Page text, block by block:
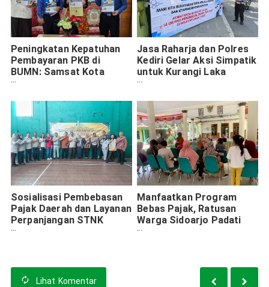
Peningkatan Kepatuhan
Pembayaran PKB di
BUMN: Samsat Kota
Madiun Kunjungi Telkom
Jasa Raharja dan Polres
Kediri Gelar Aksi Simpatik
untuk Kurangi Laka
Lantas
Sosialisasi Pembebasan
Pajak Daerah dan Layanan
Perpanjangan STNK
Tahunan dan 5 Tahunan
Manfaatkan Program
Bebas Pajak, Ratusan
Warga Sidoarjo Padati
Samsat Keliling
Lihat Komentar